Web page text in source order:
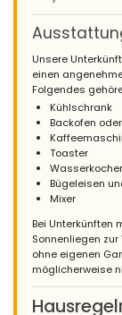
Unsere
einen
Folgendes
Kühlschrank
Backofen
Toaster
Wasserkocher
Bügeleisen
Mixer
Bei Unterkünften
Sonnenliegen
ohne eigenen
möglicherweise